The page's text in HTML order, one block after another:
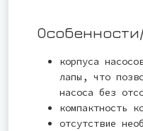
корпуса
лапы, что
насоса без
компактность
отсутствие